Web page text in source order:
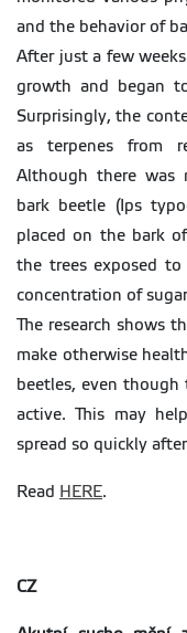
and the behavior of
After just a few
growth and began
Surprisingly, the
as terpenes from
Although there was
bark beetle (Ips
placed on the bark
the trees exposed
concentration of
The research shows
make otherwise
beetles, even though
active. This may
spread so quickly
Read HERE.
CZ